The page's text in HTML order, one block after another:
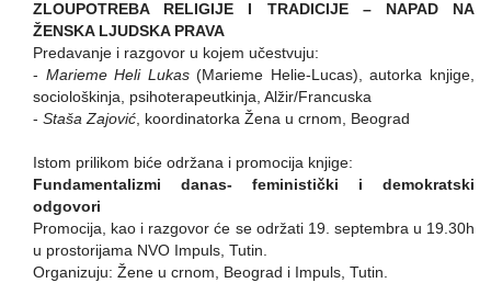
ZLOUPOTREBA RELIGIJE I TRADICIJE – NAPAD NA
ŽENSKA LJUDSKA PRAVA
Predavanje i razgovor u kojem učestvuju:
- Marieme Heli Lukas(Marieme Helie-Lucas), autorka knjige,
sociološkinja, psihoterapeutkinja, Alžir/Francuska
- Staša Zajović, koordinatorka Žena u crnom, Beograd
Istom prilikom biće održana i promocija knjige:
Fundamentalizmi danas- feministički i demokratski
odgovori
Promocija, kao i razgovor će se održati 19. septembra u 19.30h
u prostorijama NVO Impuls, Tutin.
Organizuju: Žene u crnom, Beograd i Impuls, Tutin.